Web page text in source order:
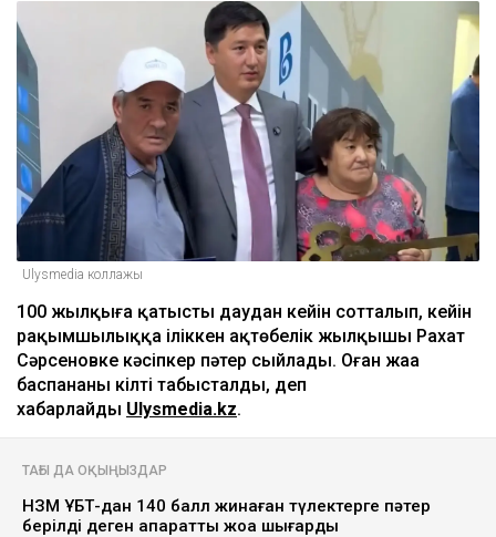
Ulysmedia коллажы
100 жылқыға қатысты даудан кейін сотталып, кейін
рақымшылыққа іліккен ақтөбелік жылқышы Рахат
Сәрсеновке кәсіпкер пәтер сыйлады. Оған жаңа
баспананың кілті табысталды, деп
хабарлайды Ulysmedia.kz.
ТАҒЫ ДА ОҚЫҢЫЗДАР
НЗМ ҰБТ-дан 140 балл жинаған түлектерге пәтер
берілді деген ақпаратты жоққа шығарды